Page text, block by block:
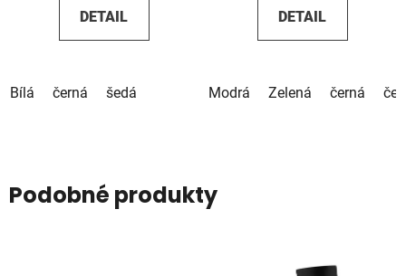
DETAIL
Bílá černá šedá
DETAIL
Modrá Zelená černá
Podobné produkty